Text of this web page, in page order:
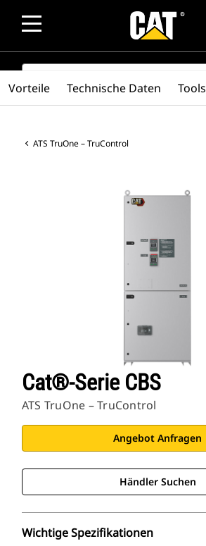
SEARCH
ATS TruOne – TruControl
Cat®-Serie CBS
ATS TruOne – TruControl
Angebot Anfragen
Händler Suchen
Wichtige Spezifikationen
Vorteile Technische Daten Tools